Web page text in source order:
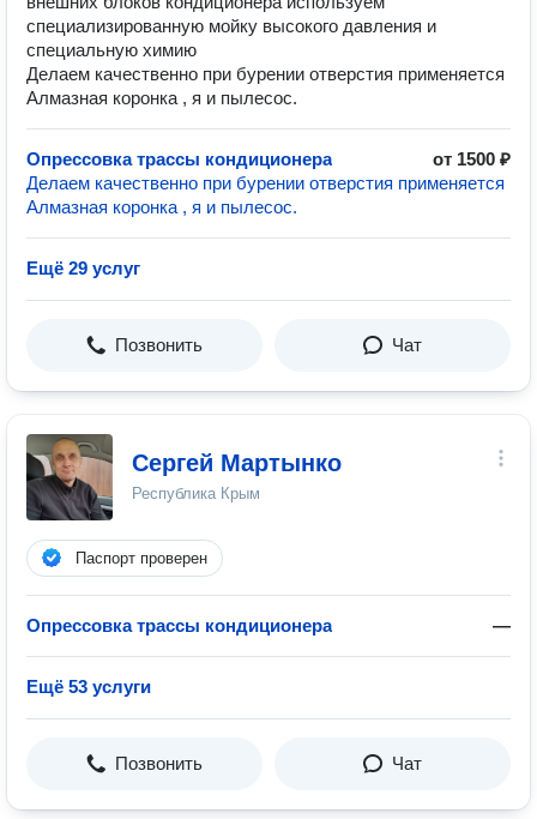
специализированную мойку высокого давления и
специальную химию
Делаем качественно при бурении отверстия применяется
Алмазная коронка , я и пылесос.
Опрессовка трассы кондиционера
от 1500 ₽
Делаем качественно при бурении отверстия применяется
Алмазная коронка , я и пылесос.
Ещё 29 услуг
Позвонить Чат
Сергей Мартынко
Республика Крым
Паспорт проверен
Опрессовка трассы кондиционера —
Ещё 53 услуги
Позвонить Чат